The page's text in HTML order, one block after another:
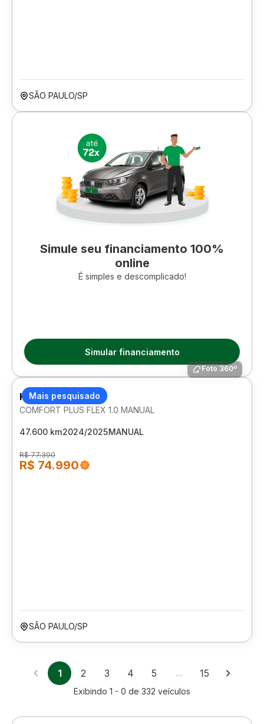
SÃO PAULO/SP
Simule seu financiamento 100%
online
É simples e descomplicado!
Simular financiamento
Mais pesquisado
Foto 360º
HYUNDAI HB20
COMFORT PLUS FLEX 1.0 MANUAL
47.600 km2024/2025MANUAL
R$ 77.390
R$ 74.990
SÃO PAULO/SP
1 2 3 4 5 … 15
Exibindo 1 - 0 de 332 veículos